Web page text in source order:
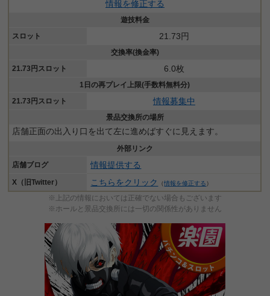
情報を修正する
遊技料金
スロット
21.73円
交換率(換金率)
21.73円スロット
6.0枚
1日の再プレイ上限(手数料無料分)
21.73円スロット
情報募集中
景品交換所の場所
店舗正面の出入り口を出て左に進めばすぐに見えます。
外部リンク
店舗ブログ
情報提供する
X（旧Twitter） こちらをクリック （情報を修正する ）
※上記の情報においては正確でない場合もございます
※ホールと景品交換所には一切の関係性がありません